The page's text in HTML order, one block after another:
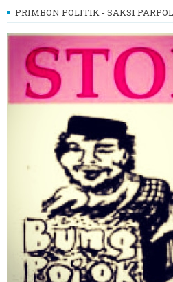
PRIMBON POLITIK - SAKSI